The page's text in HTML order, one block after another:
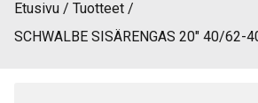
Etusivu
Tuotteet
SCHWALBE SISÄRENGAS 20″ 40/62-